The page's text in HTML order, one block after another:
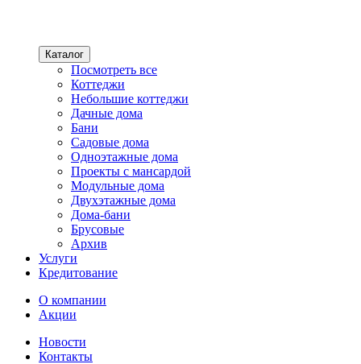
Каталог
Посмотреть все
Коттеджи
Небольшие коттеджи
Дачные дома
Бани
Садовые дома
Одноэтажные дома
Проекты с мансардой
Модульные дома
Двухэтажные дома
Дома-бани
Брусовые
Архив
Услуги
Кредитование
О компании
Акции
Новости
Контакты